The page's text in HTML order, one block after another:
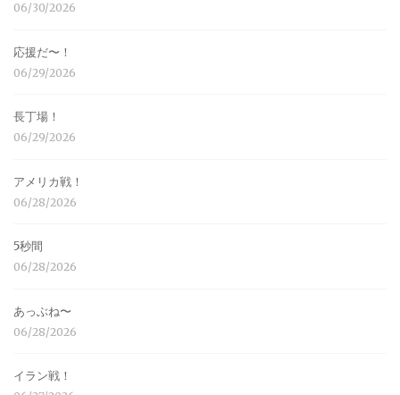
06/30/2026
応援だ〜！
06/29/2026
長丁場！
06/29/2026
アメリカ戦！
06/28/2026
5秒間
06/28/2026
あっぶね〜
06/28/2026
イラン戦！